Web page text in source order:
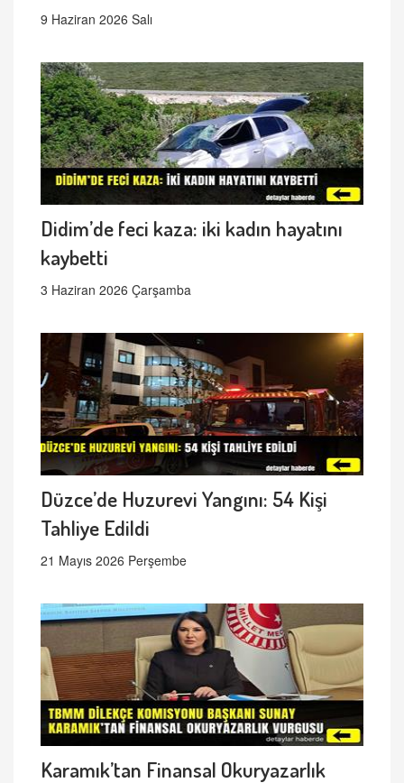
9 Haziran 2026 Salı
Didim’de feci kaza: iki kadın hayatını
kaybetti
3 Haziran 2026 Çarşamba
Düzce’de Huzurevi Yangını: 54 Kişi
Tahliye Edildi
21 Mayıs 2026 Perşembe
Karamık’tan Finansal Okuryazarlık